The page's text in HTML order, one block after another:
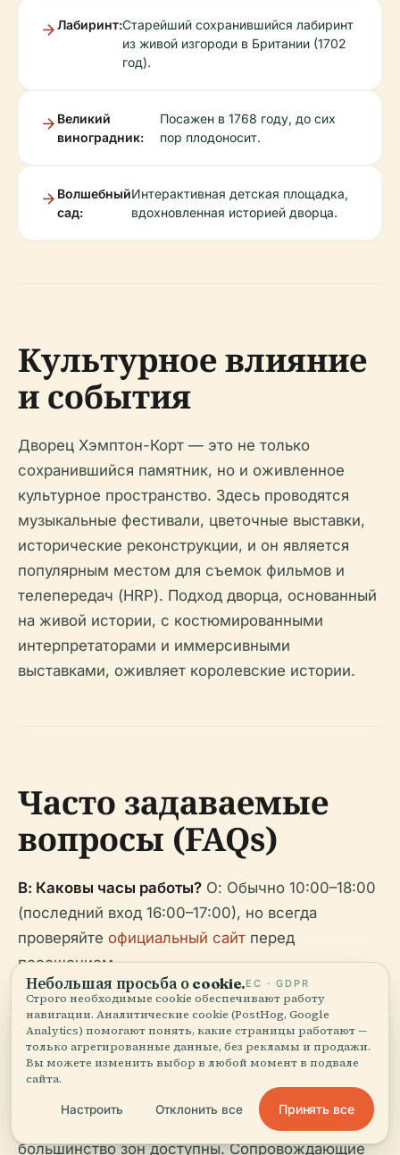
Лабиринт:Старейший сохранившийся лабиринт
из живой изгороди в Британии (1702
год).
Великий
виноградник:
Посажен в 1768 году, до сих
пор плодоносит.
Волшебный
сад:
Интерактивная детская площадка,
вдохновленная историей дворца.
Культурное влияние
и события
Дворец Хэмптон-Корт — это не только
сохранившийся памятник, но и оживленное
культурное пространство. Здесь проводятся
музыкальные фестивали, цветочные выставки,
исторические реконструкции, и он является
популярным местом для съемок фильмов и
телепередач (HRP). Подход дворца, основанный
на живой истории, с костюмированными
интерпретаторами и иммерсивными
выставками, оживляет королевские истории.
Часто задаваемые
вопросы (FAQs)
В: Каковы часы работы? О: Обычно 10:00–18:00
(последний вход 16:00–17:00), но всегда
проверяйте официальный сайт перед
посещением.
В: Как купить билеты?О:Приобретайте онлайн
на входе или через авторизованных сторонних
продавцов.
В: Доступен ли дворец для людей с
ограниченными возможностями?
большинство зон доступны. Сопровождающие
Небольшая просьба о cookie.ЕС · GDPR
Строго необходимые cookie обеспечивают работу
навигации. Аналитические cookie (PostHog, Google
Analytics) помогают понять, какие страницы работают —
только агрегированные данные, без рекламы и продажи.
Вы можете изменить выбор в любой момент в подвале
сайта.
Настроить Отклонить все Принять все